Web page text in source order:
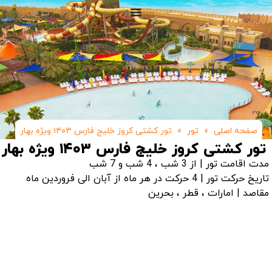
صفحه اصلی » تور » تور کشتی کروز خلیج فارس ۱۴۰۳ ویژه بهار
تور کشتی کروز خلیج فارس ۱۴۰۳ ویژه بهار
مدت اقامت تور | از 3 شب ، 4 شب و 7 شب
تاریخ حرکت تور | 4 حرکت در هر ماه از آبان الی فروردین ماه
مقاصد | امارات ، قطر ، بحرین